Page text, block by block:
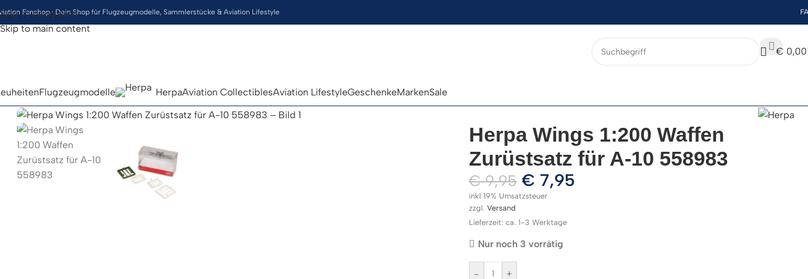
Skip to navigation
Skip to main content
Fanshop · Dein Shop für Flugzeugmodelle, Sammlerstücke & Aviation Lifestyle
€ 0,00
Flugzeugmodelle HerpaAviation CollectiblesAviation LifestyleGeschenkeMarkenSale
Herpa Wings 1:200 Waffen
Zurüstsatz für A-10 558983
€9,95 € 7,95
inkl 19% Umsatzsteuer
zzgl. Versand
Lieferzeit: ca. 1-3 Werktage
Nur noch 3 vorrätig
- +